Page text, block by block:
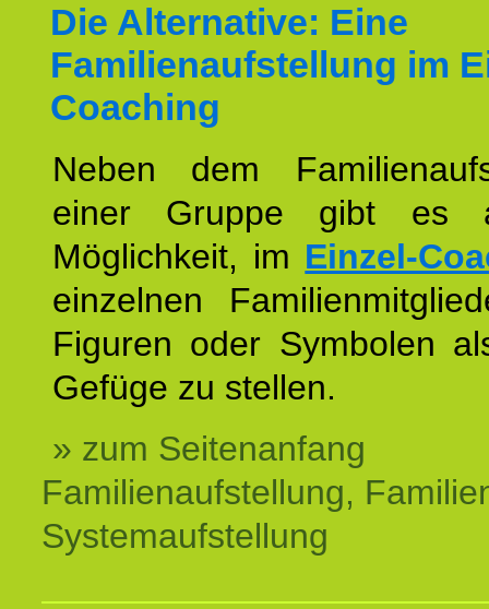
Die Alternative: Eine
Familienaufstellung im
Coaching
Neben dem
einer Gruppe gibt es
Möglichkeit, im Einzel-
einzelnen
Figuren oder Symbolen
Gefüge zu stellen.
» zum Seitenanfang
Familienaufstellung,
Systemaufstellung